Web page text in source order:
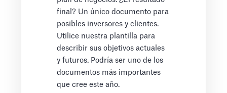
final? Un único documento para
posibles inversores y clientes.
Utilice nuestra plantilla para
describir sus objetivos actuales
y futuros. Podría ser uno de los
documentos más importantes
que cree este año.